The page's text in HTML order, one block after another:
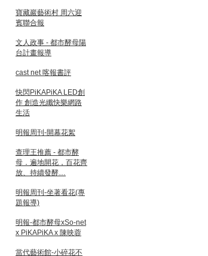
寶藏巖藝術村 周六迎
賓聯合報
文人政事 - 都市酵母陽
台計畫報導
cast net 喀報書評
快閃PiKAPiKA LED創
作 創造光纖快樂網路
生活
明報周刊-開幕花絮
查理王推薦 - 都市酵
母．遍地開花，百花齊
放、持續發酵…
明報周刊-坐著看花(專
題報導)
明報-都市酵母xSo-net
x PiKAPiKA x 陳映蓉
當代藝術館-小碎花不